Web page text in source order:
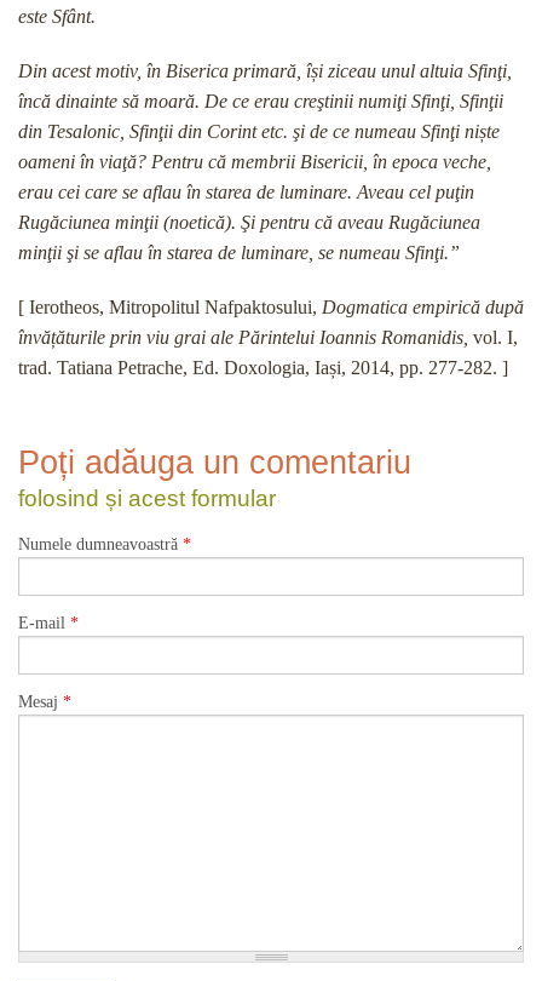
este Sfânt.
Din acest motiv, în Biserica primară, își ziceau unul altuia Sfinţi,
încă dinainte să moară. De ce erau creştinii numiţi Sfinţi, Sfinţii
din Tesalonic, Sfinţii din Corint etc. şi de ce numeau Sfinţi niște
oameni în viaţă? Pentru că membrii Bisericii, în epoca veche,
erau cei care se aflau în starea de luminare. Aveau cel puţin
Rugăciunea minţii (noetică). Şi pentru că aveau Rugăciunea
minţii şi se aflau în starea de luminare, se numeau Sfinţi.”
[ Ierotheos, Mitropolitul Nafpaktosului, Dogmatica empirică după
învățăturile prin viu grai ale Părintelui Ioannis Romanidis, vol. I,
trad. Tatiana Petrache, Ed. Doxologia, Iași, 2014, pp. 277-282. ]
Poți adăuga un comentariu
folosind și acest formular
Numele dumneavoastră *
E-mail *
Mesaj *